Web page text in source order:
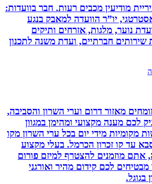
מכבים רעות. חבר בוועדות:
יו”ר הוועדה למאבק בנגע
מלגות, אזרחים ותיקים
חברתיים, ועדת משנה לתכנון
מאזור דרום וערי השרון והסביבה,
מענה מקצועי ומהימן במגוון
מידי יום בכל ערי השרון מקו
קו זכרון הכרמל. בעלי מקצוע
מוזמנים להצטרף למיזם פורום
לכם קידום מהיר ואורגני